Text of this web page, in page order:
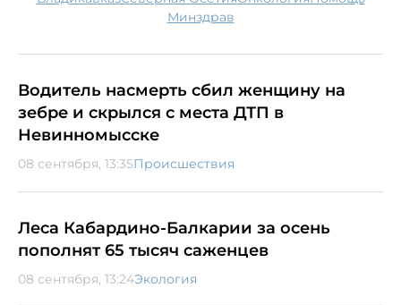
минздрав
Водитель насмерть сбил женщину на
зебре и скрылся с места ДТП в
Невинномысске
08 сентября, 13:35Происшествия
Леса Кабардино-Балкарии за осень
пополнят 65 тысяч саженцев
08 сентября, 13:24Экология